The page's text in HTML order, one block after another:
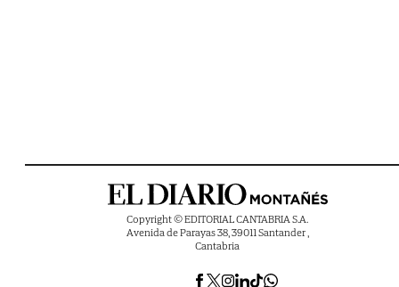
Copyright © EDITORIAL CANTABRIA S.A.
Avenida de Parayas 38, 39011 Santander ,
Cantabria